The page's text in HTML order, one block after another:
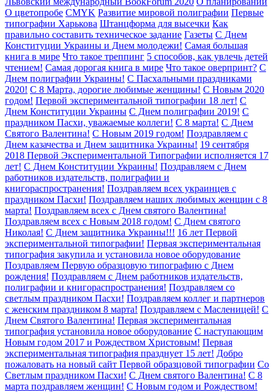
О цветопробе CMYK Развитие мировой полиграфии Первые
типографии Харькова Штанцформа для высечки Как
правильно составить техническое задание Газеты С Днем
Конституции Украины и Днем молодежи! Самая большая
книга в мире Что такое треппинг 5 способов, как увлечь детей
чтением! Самая дорогая книга в мире Что такое оверпринт? С
Днем полиграфии Украины! С Пасхальными праздниками
2020! C 8 Марта, дорогие любимые женщины! С Новым 2020
годом! Первой экспериментальной типографии 18 лет! С
Днем Конституции Украины С Днем полиграфии 2019! С
праздником Пасхи, уважаемые коллеги! С 8 марта! С Днем
Святого Валентина! С Новым 2019 годом! Поздравляем с
Днем казачества и Днем защитника Украины! 19 сентября
2018 Первой Экспериментальной Типографии исполняется 17
лет! С Днем Конституции Украины! Поздравляем с Днем
работников издательств, полиграфии и
книгораспространения! Поздравляем всех украинцев с
праздником Пасхи! Поздравляем наших любимых женщин с 8
марта! Поздравляем всех с Днем святого Валентина!
Поздравляем всех с Новым 2018 годом! С Днем святого
Николая! С Днем защитника Украины!!! 16 лет Первой
экспериментальной типографии! Первая экспериментальная
типография закупила и установила новое оборудование
Поздравляем Первую образцовую типографию с Днем
рождения! Поздравляем с Днем работников издательств,
полиграфии и книгораспространения! Поздравляем со
светлым праздником Пасхи! Поздравляем коллег и партнеров
с женским праздником 8 марта! Поздравляем с Масленицей! С
Днем Святого Валентина! Первая экспериментальная
типография установила новое оборудование С наступающим
Новым годом 2017 и Рождеством Христовым! Первая
экспериментальная типография празднует 15 лет! Добро
пожаловать на новый сайт Первой образцовой типографии Со
Светлым праздником Пасхи! С Днем святого Валентина! C 8
марта поздравляем женщин! C Новым годом и Рождеством!